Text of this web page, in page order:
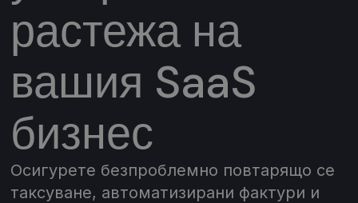
растежа на
вашия SaaS
бизнес
Осигурете безпроблемно повтарящо се
таксуване, автоматизирани фактури и